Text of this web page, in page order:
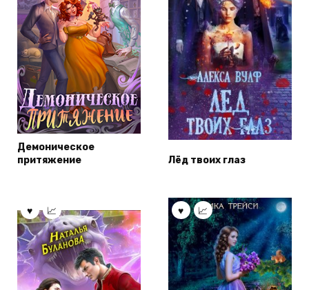
Демоническое
притяжение
Лёд твоих глаз